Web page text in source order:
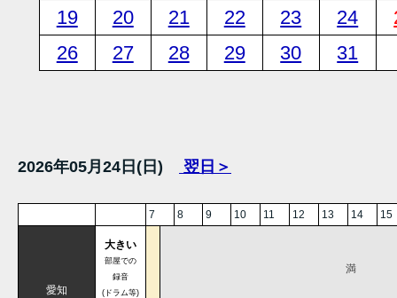
19
20 21 22 23 24
26
27 28 29 30 31
2026年05月24日(日) 翌日＞
7 8 9 10 11 12 13 14 15
愛知
大きい
部屋での
録音
(ドラム等)
満